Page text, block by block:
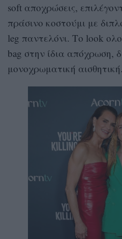
soft αποχρώσεις,
πράσινο κοστούμι με
leg παντελόνι. Το look
bag στην ίδια απόχρωση,
μονοχρωματική αισθητική.